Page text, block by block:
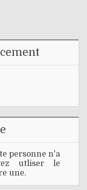
personne n'a
utliser le
une.